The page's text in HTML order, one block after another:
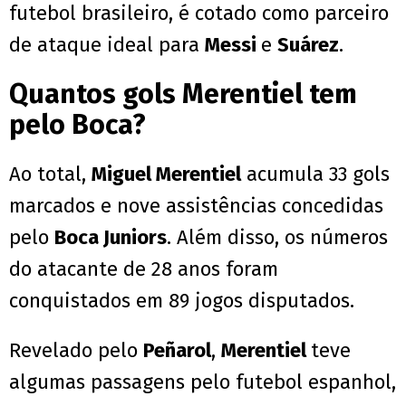
futebol brasileiro, é cotado como parceiro
de ataque ideal para Messi e Suárez.
Quantos gols Merentiel tem
pelo Boca?
Ao total, Miguel Merentielacumula 33 gols
marcados e nove assistências concedidas
pelo Boca Juniors. Além disso, os números
do atacante de 28 anos foram
conquistados em 89 jogos disputados.
Revelado pelo Peñarol, Merentielteve
algumas passagens pelo futebol espanhol,